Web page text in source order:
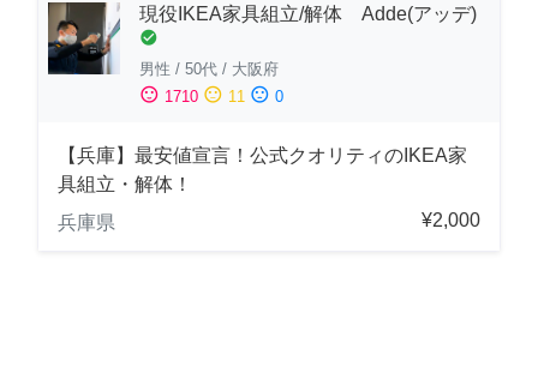
現役IKEA家具組立/解体 Adde(アッデ)
check_circle
男性 / 50代 / 大阪府
sentiment_satisfied 1710 sentiment_neutral 11 sentiment_dissatisfied 0
【兵庫】最安値宣言！公式クオリティのIKEA家
具組立・解体！
兵庫県
¥2,000